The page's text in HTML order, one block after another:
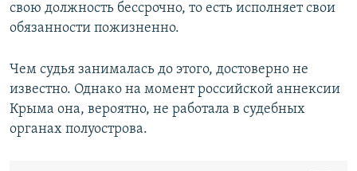
свою должность бессрочно, то есть исполняет свои
обязанности пожизненно.
Чем судья занималась до этого, достоверно не
известно. Однако на момент российской аннексии
Крыма она, вероятно, не работала в судебных
органах полуострова.